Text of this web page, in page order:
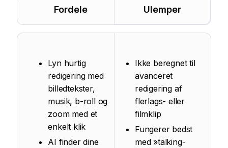
Fordele Ulemper
Lyn hurtig
redigering med
billedtekster,
musik, b-roll og
zoom med et
enkelt klik
AI finder dine
Ikke beregnet til
avanceret
redigering af
flerlags- eller
filmklip
Fungerer bedst
med »talking-